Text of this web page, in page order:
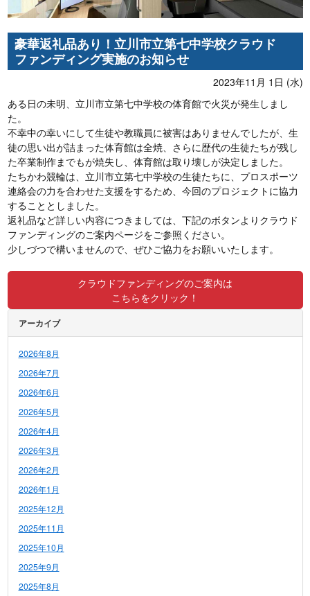
豪華返礼品あり！立川市立第七中学校クラウド
ファンディング実施のお知らせ
2023年11月 1日 (水)
ある日の未明、立川市立第七中学校の体育館で火災が発生しまし
た。
不幸中の幸いにして生徒や教職員に被害はありませんでしたが、生
徒の思い出が詰まった体育館は全焼、さらに歴代の生徒たちが残し
た卒業制作までもが焼失し、体育館は取り壊しが決定しました。
たちかわ競輪は、立川市立第七中学校の生徒たちに、プロスポーツ
連絡会の力を合わせた支援をするため、今回のプロジェクトに協力
することとしました。
返礼品など詳しい内容につきましては、下記のボタンよりクラウド
ファンディングのご案内ページをご参照ください。
少しづつで構いませんので、ぜひご協力をお願いいたします。
クラウドファンディングのご案内は
こちらをクリック！
アーカイブ
2026年8月
2026年7月
2026年6月
2026年5月
2026年4月
2026年3月
2026年2月
2026年1月
2025年12月
2025年11月
2025年10月
2025年9月
2025年8月